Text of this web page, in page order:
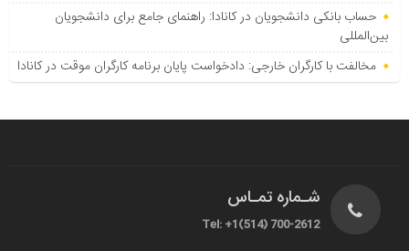
حساب بانکی دانشجویان در کانادا: راهنمای جامع برای دانشجویان
بین‌المللی
مخالفت با کارگران خارجی: دادخواست پایان برنامه کارگران موقت در کانادا
شـماره تمـاس
Tel: +1(514) 700-2612